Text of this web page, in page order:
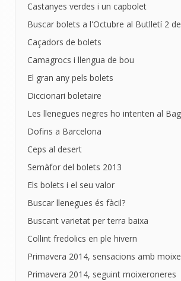
Castanyes verdes i un capbolet
Buscar bolets a l'Octubre al Butlletí 2
Caçadors de bolets
Camagrocs i llengua de bou
El gran any pels bolets
Diccionari boletaire
Les llenegues negres ho intenten al
Dofins a Barcelona
Ceps al desert
Semàfor del bolets 2013
Els bolets i el seu valor
Buscar llenegues és fàcil?
Buscant varietat per terra baixa
Collint fredolics en ple hivern
Primavera 2014, sensacions amb
Primavera 2014, seguint moixeroneres